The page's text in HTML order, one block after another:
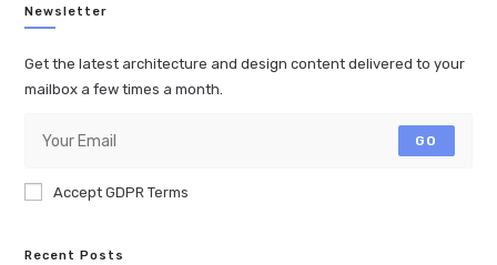
Newsletter
Get the latest architecture and design content delivered to your
mailbox a few times a month.
GO
Accept GDPR Terms
Recent Posts